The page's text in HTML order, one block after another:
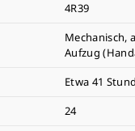
4R39
Mechanisch,
Aufzug
Etwa 41
24